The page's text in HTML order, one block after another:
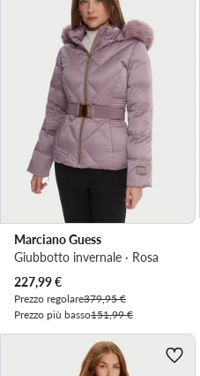
Marciano Guess
Giubbotto invernale · Rosa
Prezzo attuale
227,99€
Prezzo regolare379,95 €
Prezzo più basso151,99 €